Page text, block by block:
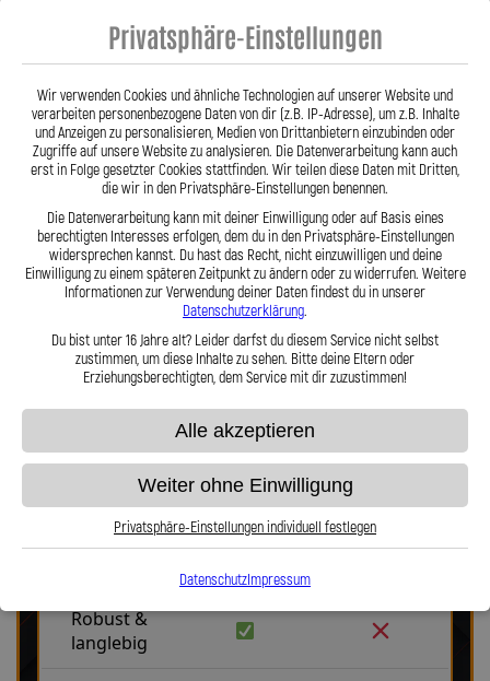
Stahlflex vs. Gummi
Stahlflex
Robust &
langlebig
Einflüssen macht. Es schützt zuverlässig vor Marderbissen, Witterung
und Beschädigungen – ein regelmäßiger Austausch wie bei
dauerhaft ein sicheres Gefühl beim Fahren. Unsere ausjustierbaren,
verdrehbaren Anschlüsse ermöglichen eine drallfreie und
spannungsfreie Verlegung. Ob Sonderanfertigung oder anbaufertiges
Stahlflex-Kit – jede Leitung wird passgenau und präzise gefertigt. Mit
den Stahlflex-Bremsleitungen von Lothar Spiegler Kfz-Leitungen GmbH
entscheiden Sie sich für echte deutsche Qualität, höchste Sicherheit
und ein Produkt, das hält, was es verspricht.
Hier zu unserem Video „Stahlflex vs. Gummi“
Privatsphäre-Einstellungen
Wir verwenden Cookies und ähnliche Technologien auf unserer Website und
verarbeiten personenbezogene Daten von dir (z.B. IP-Adresse), um z.B. Inhalte
und Anzeigen zu personalisieren, Medien von Drittanbietern einzubinden oder
Zugriffe auf unsere Website zu analysieren. Die Datenverarbeitung kann auch
erst in Folge gesetzter Cookies stattfinden. Wir teilen diese Daten mit Dritten,
die wir in den Privatsphäre-Einstellungen benennen.
Die Datenverarbeitung kann mit deiner Einwilligung oder auf Basis eines
berechtigten Interesses erfolgen, dem du in den Privatsphäre-Einstellungen
widersprechen kannst. Du hast das Recht, nicht einzuwilligen und deine
Einwilligung zu einem späteren Zeitpunkt zu ändern oder zu widerrufen. Weitere
Informationen zur Verwendung deiner Daten findest du in unserer
Datenschutzerklärung.
Du bist unter 16 Jahre alt? Leider darfst du diesem Service nicht selbst
zustimmen, um diese Inhalte zu sehen. Bitte deine Eltern oder
Erziehungsberechtigten, dem Service mit dir zuzustimmen!
Alle akzeptieren
Weiter ohne Einwilligung
Privatsphäre-Einstellungen individuell festlegen
DatenschutzImpressum